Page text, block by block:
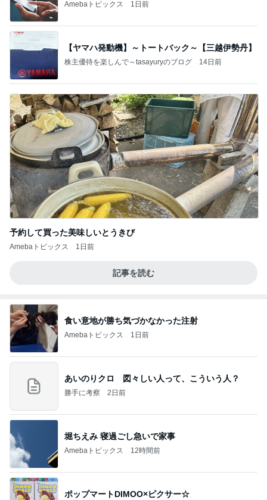
Amebaトピックス 1日前
【ヤマハ発動機】～トートバック～【三越伊勢丹】
株主優待を楽しんで～tasayuryのブログ 14日前
予約して買った美味しいとうきび
Amebaトピックス 1日前
記事を読む
食い意地が勝ち気づかなかった注射
Amebaトピックス 1日前
あいのりクロ 図々しい人って、こういう人？
勝手に考察 2日前
堀ちえみ 寝過ごし急いで家事
Amebaトピックス 12時間前
ポップマートDIMOO×ピクサー☆